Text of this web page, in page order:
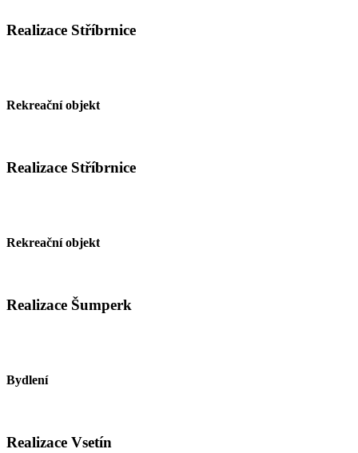
Realizace Stříbrnice
Rekreační objekt
Realizace Stříbrnice
Rekreační objekt
Realizace Šumperk
Bydlení
Realizace Vsetín